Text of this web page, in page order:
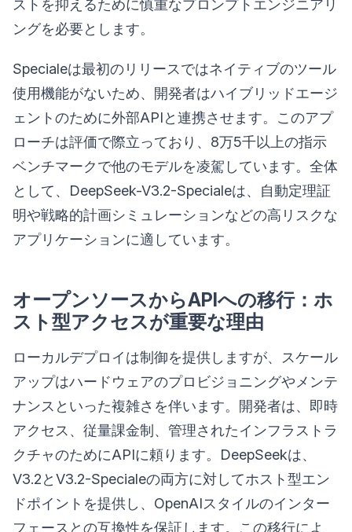
ストを抑えるために慎重なプロンプトエンジニアリ
ングを必要とします。
Specialeは最初のリリースではネイティブのツール
使用機能がないため、開発者はハイブリッドエージ
ェントのために外部APIと連携させます。このアプ
ローチは評価で際立っており、8万5千以上の指示
ベンチマークで他のモデルを凌駕しています。全体
として、DeepSeek-V3.2-Specialeは、自動定理証
明や戦略的計画シミュレーションなどの高リスクな
アプリケーションに適しています。
オープンソースからAPIへの移行：ホ
スト型アクセスが重要な理由
ローカルデプロイは制御を提供しますが、スケール
アップはハードウェアのプロビジョニングやメンテ
ナンスといった複雑さを伴います。開発者は、即時
アクセス、従量課金制、管理されたインフラストラ
クチャのためにAPIに頼ります。DeepSeekは、
V3.2とV3.2-Specialeの両方に対してホスト型エン
ドポイントを提供し、OpenAIスタイルのインター
フェースとの互換性を保証します。この移行によ